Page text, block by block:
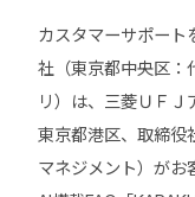
カスタマーサポート
社（東京都中央区：
リ）は、三菱ＵＦＪ
東京都港区、取締役
マネジメント）がお